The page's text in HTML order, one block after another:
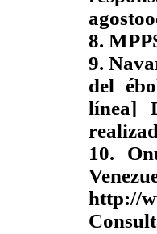
8.
9.
del
línea]
10.
http://